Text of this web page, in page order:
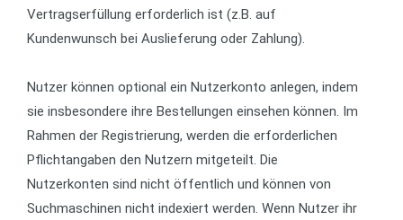
Vertragserfüllung erforderlich ist (z.B. auf
Kundenwunsch bei Auslieferung oder Zahlung).
Nutzer können optional ein Nutzerkonto anlegen, indem
sie insbesondere ihre Bestellungen einsehen können. Im
Rahmen der Registrierung, werden die erforderlichen
Pflichtangaben den Nutzern mitgeteilt. Die
Nutzerkonten sind nicht öffentlich und können von
Suchmaschinen nicht indexiert werden. Wenn Nutzer ihr